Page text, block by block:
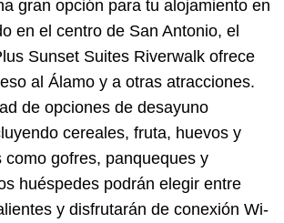
gran opción para tu alojamiento en
en el centro de San Antonio, el
Sunset Suites Riverwalk ofrece
al Álamo y a otras atracciones.
de opciones de desayuno
cereales, fruta, huevos y
como gofres, panqueques y
huéspedes podrán elegir entre
y disfrutarán de conexión Wi-